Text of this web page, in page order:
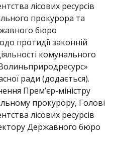
лісових ресурсів
прокурора та
бюро
протидії законній
комунального
ради (додається).
Прем’єр-міністру
прокурору, Голові
лісових ресурсів
Державного бюро